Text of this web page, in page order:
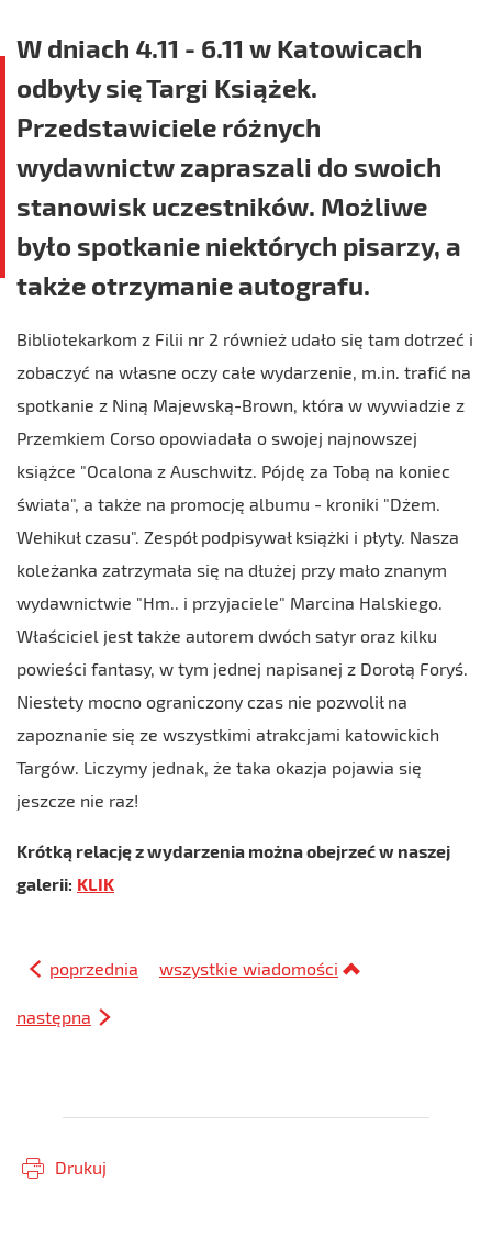
W dniach 4.11 - 6.11 w Katowicach
odbyły się Targi Książek.
Przedstawiciele różnych
wydawnictw zapraszali do swoich
stanowisk uczestników. Możliwe
było spotkanie niektórych pisarzy, a
także otrzymanie autografu.
Bibliotekarkom z Filii nr 2 również udało się tam dotrzeć i
zobaczyć na własne oczy całe wydarzenie, m.in. trafić na
spotkanie z Niną Majewską-Brown, która w wywiadzie z
Przemkiem Corso opowiadała o swojej najnowszej
książce "Ocalona z Auschwitz. Pójdę za Tobą na koniec
świata", a także na promocję albumu - kroniki "Dżem.
Wehikuł czasu". Zespół podpisywał książki i płyty. Nasza
koleżanka zatrzymała się na dłużej przy mało znanym
wydawnictwie "Hm.. i przyjaciele" Marcina Halskiego.
Właściciel jest także autorem dwóch satyr oraz kilku
powieści fantasy, w tym jednej napisanej z Dorotą Foryś.
Niestety mocno ograniczony czas nie pozwolił na
zapoznanie się ze wszystkimi atrakcjami katowickich
Targów. Liczymy jednak, że taka okazja pojawia się
jeszcze nie raz!
Krótką relację z wydarzenia można obejrzeć w naszej
galerii: KLIK
poprzednia wszystkie wiadomości
następna
Drukuj